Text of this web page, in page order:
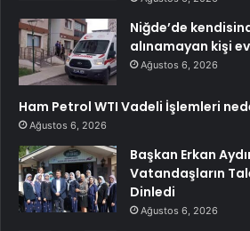
Niğde’de
alınamayan kişi
Ağustos 6, 2026
Ham Petrol WTI Vadeli İşlemleri
Ağustos 6, 2026
Başkan Erkan
Vatandaşların
Dinledi
Ağustos 6, 2026